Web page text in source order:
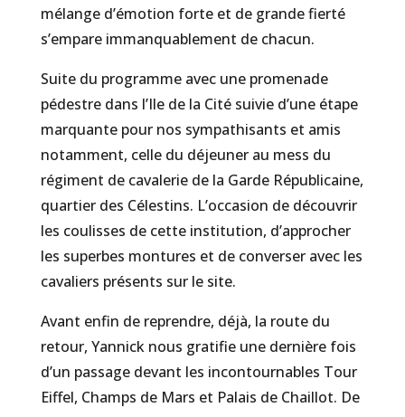
mélange d’émotion forte et de grande fierté
s’empare immanquablement de chacun.
Suite du programme avec une promenade
pédestre dans l’Ile de la Cité suivie d’une étape
marquante pour nos sympathisants et amis
notamment, celle du déjeuner au mess du
régiment de cavalerie de la Garde Républicaine,
quartier des Célestins. L’occasion de découvrir
les coulisses de cette institution, d’approcher
les superbes montures et de converser avec les
cavaliers présents sur le site.
Avant enfin de reprendre, déjà, la route du
retour, Yannick nous gratifie une dernière fois
d’un passage devant les incontournables Tour
Eiffel, Champs de Mars et Palais de Chaillot. De